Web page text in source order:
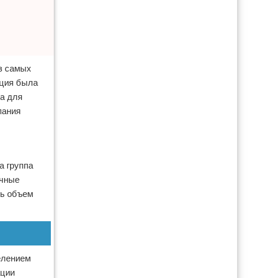
самых
была
для
группа
объем